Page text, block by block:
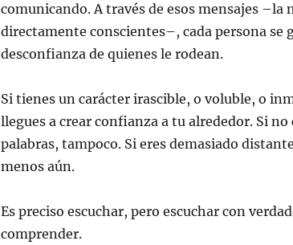
comunicando. A través de esos mensajes –la
directamente conscientes–, cada persona se
desconfianza de quienes le rodean.
Si tienes un carácter irascible, o voluble, o
llegues a crear confianza a tu alrededor. Si
palabras, tampoco. Si eres demasiado
menos aún.
Es preciso escuchar, pero escuchar con
comprender.